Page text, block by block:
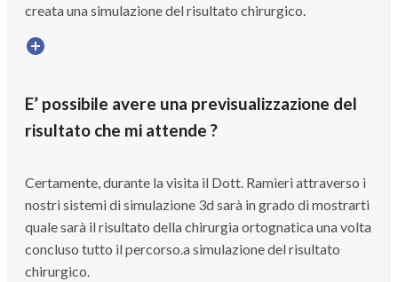
creata una simulazione del risultato chirurgico.
E’ possibile avere una previsualizzazione del
risultato che mi attende ?
Certamente, durante la visita il Dott. Ramieri attraverso i
nostri sistemi di simulazione 3d sarà in grado di mostrarti
quale sarà il risultato della chirurgia ortognatica una volta
concluso tutto il percorso.a simulazione del risultato
chirurgico.